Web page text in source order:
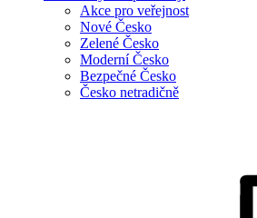
Akce pro veřejnost
Nové Česko
Zelené Česko
Moderní Česko
Bezpečné Česko
Česko netradičně